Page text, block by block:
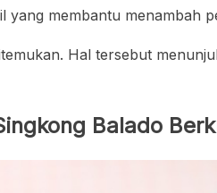
yang membantu menambah
Hal tersebut
Balado